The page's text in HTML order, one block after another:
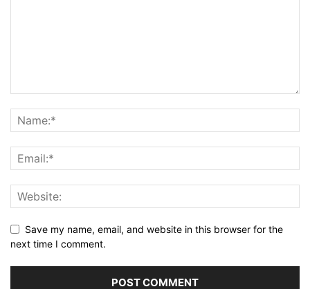
Save my name, email, and website in this browser for the
next time I comment.